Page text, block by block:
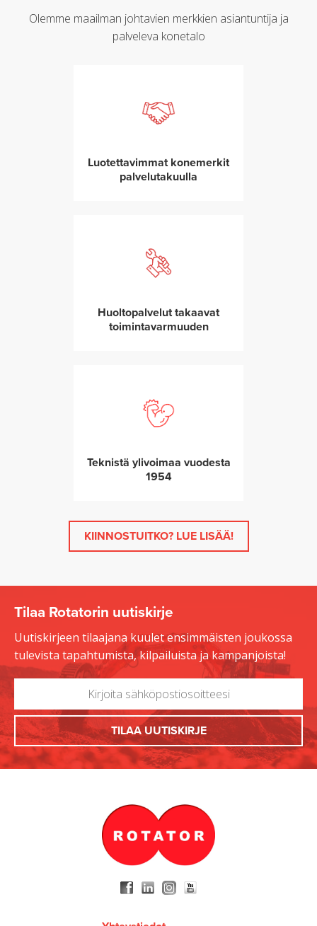
Olemme maailman johtavien merkkien asiantuntija ja
palveleva konetalo
Luotettavimmat konemerkit
palvelutakuulla
Huoltopalvelut takaavat
toimintavarmuuden
Teknistä ylivoimaa vuodesta
1954
KIINNOSTUITKO? LUE LISÄÄ!
Tilaa Rotatorin uutiskirje
Uutiskirjeen tilaajana kuulet ensimmäisten joukossa
tulevista tapahtumista, kilpailuista ja kampanjoista!